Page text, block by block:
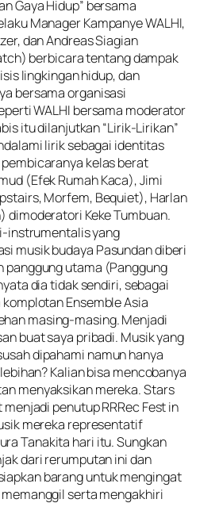
Gaya Hidup” bersama
Manager Kampanye WALHI,
dan Andreas Siagian
berbicara tentang dampak
lingkingan hidup, dan
bersama organisasi
WALHI bersama moderator
itu dilanjutkan “Lirik-Lirikan”
lirik sebagai identitas
kelas berat
(Efek Rumah Kaca), Jimi
Morfem, Bequiet), Harlan
dimoderatori Keke Tumbuan.
instrumentalis yang
musik budaya Pasundan diberi
panggung utama (Panggung
dia tidak sendiri, sebagai
Ensemble Asia
masing-masing. Menjadi
buat saya pribadi. Musik yang
dipahami namun hanya
Kalian bisa mencobanya
menyaksikan mereka. Stars
penutup RRRec Fest in
mereka representatif
Tanakita hari itu. Sungkan
dari rerumputan ini dan
barang untuk mengingat
serta mengakhiri